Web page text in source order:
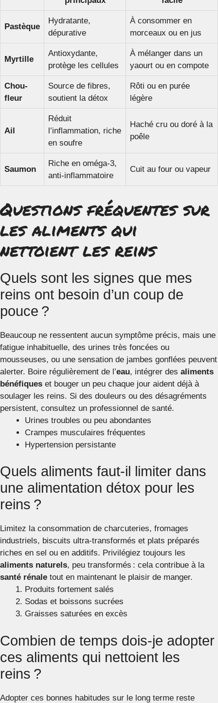
Pastèque
Hydratante,
dépurative
À consommer en
morceaux ou en jus
Myrtille
Antioxydante,
protège les cellules
À mélanger dans un
yaourt ou en compote
Chou-
fleur
Source de fibres,
soutient la détox
Rôti ou en purée
légère
Ail
Réduit
l’inflammation, riche
en soufre
Haché cru ou doré à la
poêle
Saumon
Riche en oméga-3,
anti-inflammatoire
Cuit au four ou vapeur
Questions fréquentes sur
les aliments qui
nettoient les reins
Quels sont les signes que mes
reins ont besoin d’un coup de
pouce ?
Beaucoup ne ressentent aucun symptôme précis, mais une
fatigue inhabituelle, des urines très foncées ou
mousseuses, ou une sensation de jambes gonflées peuvent
alerter. Boire régulièrement de l’eau, intégrer des aliments
bénéfiques et bouger un peu chaque jour aident déjà à
soulager les reins. Si des douleurs ou des désagréments
persistent, consultez un professionnel de santé.
Urines troubles ou peu abondantes
Crampes musculaires fréquentes
Hypertension persistante
Quels aliments faut-il limiter dans
une alimentation détox pour les
reins ?
Limitez la consommation de charcuteries, fromages
industriels, biscuits ultra-transformés et plats préparés
riches en sel ou en additifs. Privilégiez toujours les
aliments naturels, peu transformés : cela contribue à la
santé rénale tout en maintenant le plaisir de manger.
Produits fortement salés
Sodas et boissons sucrées
Graisses saturées en excès
Combien de temps dois-je adopter
ces aliments qui nettoient les
reins ?
Adopter ces bonnes habitudes sur le long terme reste